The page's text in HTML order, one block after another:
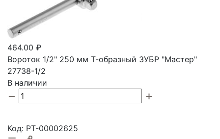
464.00 ₽
Вороток 1/2" 250 мм Т-образный ЗУБР "Мастер"
27738-1/2
В наличии
Код: РТ-00002625